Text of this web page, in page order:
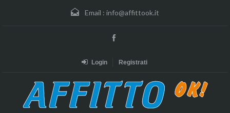
Email : info@affittook.it
Login Registrati